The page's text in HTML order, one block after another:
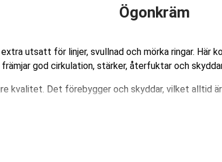
Ögonkräm
utsatt för linjer, svullnad och mörka ringar.
god cirkulation, stärker, återfuktar och
kvalitet. Det förebygger och skyddar, vilket alltid